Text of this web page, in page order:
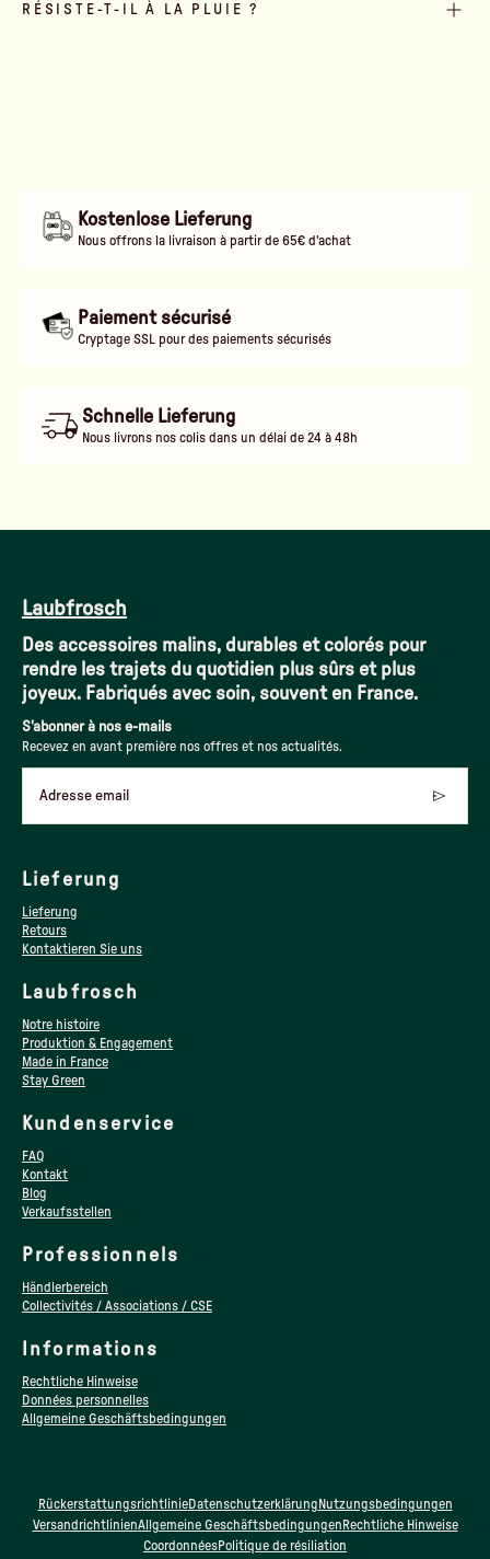
RÉSISTE-T-IL À LA PLUIE ?
Kostenlose Lieferung
Nous offrons la livraison à partir de 65€ d'achat
Paiement sécurisé
Cryptage SSL pour des paiements sécurisés
Schnelle Lieferung
Nous livrons nos colis dans un délai de 24 à 48h
Laubfrosch
Des accessoires malins, durables et colorés pour
rendre les trajets du quotidien plus sûrs et plus
joyeux. Fabriqués avec soin, souvent en France.
S'abonner à nos e-mails
Recevez en avant première nos offres et nos actualités.
Adresse email
Lieferung
Lieferung
Retours
Kontaktieren Sie uns
Laubfrosch
Notre histoire
Produktion & Engagement
Made in France
Stay Green
Kundenservice
FAQ
Kontakt
Blog
Verkaufsstellen
Professionnels
Händlerbereich
Collectivités / Associations / CSE
Informations
Rechtliche Hinweise
Données personnelles
Allgemeine Geschäftsbedingungen
RückerstattungsrichtlinieDatenschutzerklärung Nutzungsbedingungen
VersandrichtlinienAllgemeine Geschäftsbedingungen Rechtliche Hinweise
CoordonnéesPolitique de résiliation